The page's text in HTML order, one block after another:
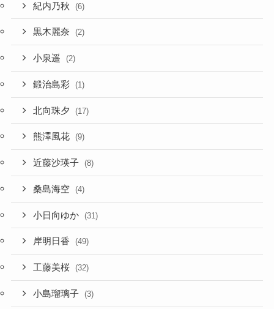
紀内乃秋 (6)
黒木麗奈 (2)
小泉遥 (2)
鍛治島彩 (1)
北向珠夕 (17)
熊澤風花 (9)
近藤沙瑛子 (8)
桑島海空 (4)
小日向ゆか (31)
岸明日香 (49)
工藤美桜 (32)
小島瑠璃子 (3)